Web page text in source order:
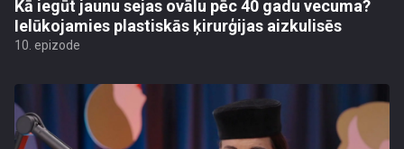
Kā iegūt jaunu sejas ovālu pēc 40 gadu vecuma?
Ielūkojamies plastiskās ķirurģijas aizkulisēs
10. epizode